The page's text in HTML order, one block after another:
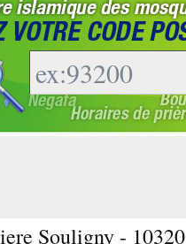
Souligny - 10320